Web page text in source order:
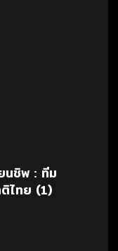
นชิพ : ทีม
ไทย (1)